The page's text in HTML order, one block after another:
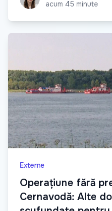
acum 45 minute
Externe
Operațiune fără
Cernavodă: Alte